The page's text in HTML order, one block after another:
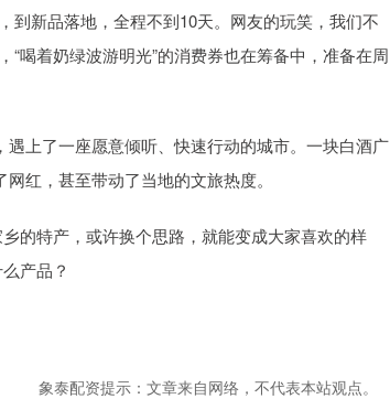
到新品落地，全程不到10天。网友的玩笑，我们不
喝着奶绿波游明光”的消费券也在筹备中，准备在周
上了一座愿意倾听、快速行动的城市。一块白酒广
红，甚至带动了当地的文旅热度。
的特产，或许换个思路，就能变成大家喜欢的样
产品？
象泰配资提示：文章来自网络，不代表本站观点。